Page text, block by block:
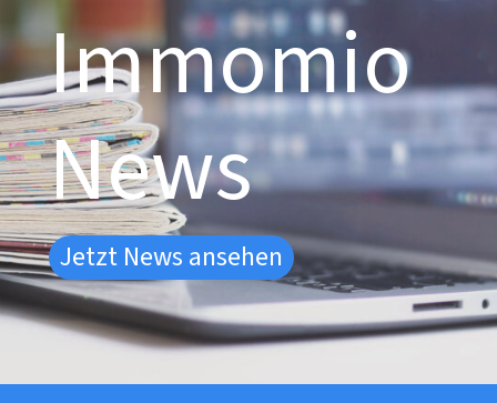
Immomio
News
Jetzt News ansehen